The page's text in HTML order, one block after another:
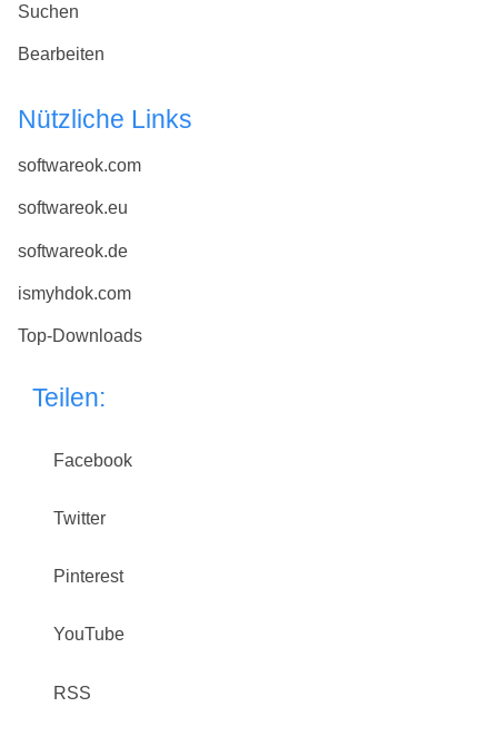
Suchen
Bearbeiten
Nützliche Links
softwareok.com
softwareok.eu
softwareok.de
ismyhdok.com
Top-Downloads
Teilen:
Facebook
Twitter
Pinterest
YouTube
RSS